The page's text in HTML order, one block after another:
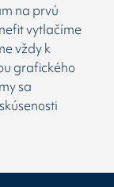
na prvú
vytlačíme
vždy k
grafického
sa